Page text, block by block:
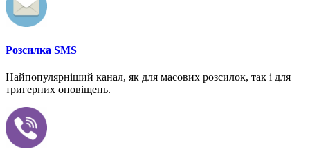
Розсилка SMS
Найпопулярніший канал, як для масових розсилок, так і для
тригерних оповіщень.